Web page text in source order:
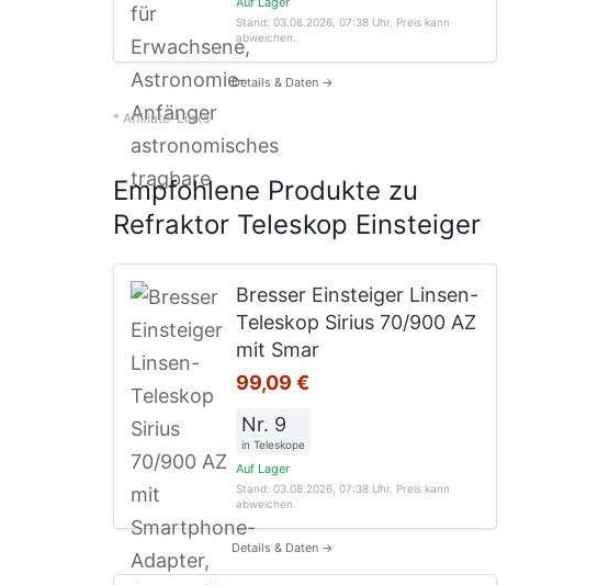
Stand: 03.08.2026, 07:38 Uhr. Preis kann
abweichen.
Details & Daten →
* Affiliate-Links
Empfohlene Produkte zu
Refraktor Teleskop Einsteiger
Bresser Einsteiger Linsen-
Teleskop Sirius 70/900 AZ
mit Smar
99,09 €
Nr. 9
in Teleskope
Auf Lager
Stand: 03.08.2026, 07:38 Uhr. Preis kann
abweichen.
Details & Daten →